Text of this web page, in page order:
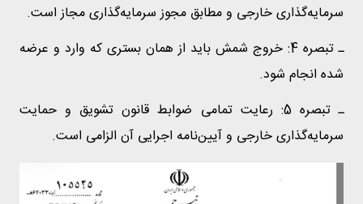
سرمایه‌گذاری خارجی و مطابق مجوز سرمایه‌گذاری مجاز است.
ـ تبصره 4: خروج شمش باید از همان بستری که وارد و عرضه
شده انجام شود.
ـ تبصره 5: رعایت تمامی ضوابط قانون تشویق و حمایت
سرمایه‌گذاری خارجی و آیین‌نامه اجرایی آن الزامی است.